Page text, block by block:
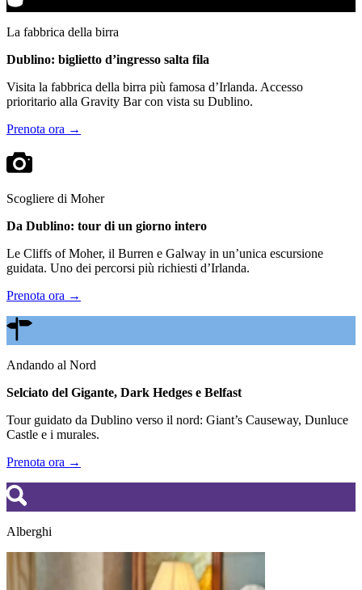
La fabbrica della birra
Dublino: biglietto d’ingresso salta fila
Visita la fabbrica della birra più famosa d’Irlanda. Accesso
prioritario alla Gravity Bar con vista su Dublino.
Prenota ora →
Scogliere di Moher
Da Dublino: tour di un giorno intero
Le Cliffs of Moher, il Burren e Galway in un’unica escursione
guidata. Uno dei percorsi più richiesti d’Irlanda.
Prenota ora →
Andando al Nord
Selciato del Gigante, Dark Hedges e Belfast
Tour guidato da Dublino verso il nord: Giant’s Causeway, Dunluce
Castle e i murales.
Prenota ora →
Alberghi